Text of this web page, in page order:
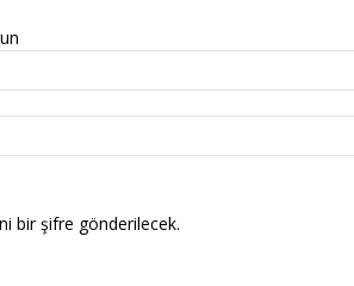
bir şifre gönderilecek.